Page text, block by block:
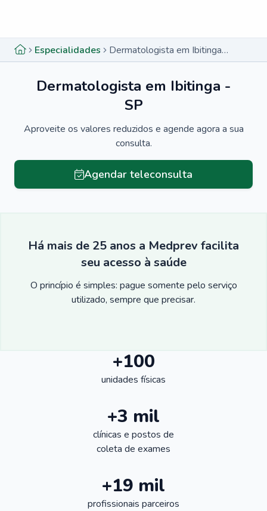
Especialidades Dermatologista em Ibitinga - SP
Dermatologista em Ibitinga -
SP
Aproveite os valores reduzidos e agende agora a sua
consulta.
Agendar teleconsulta
Há mais de 25 anos a Medprev facilita
seu acesso à saúde
O princípio é simples: pague somente pelo serviço
utilizado, sempre que precisar.
+100
unidades físicas
+3 mil
clínicas e postos de
coleta de exames
+19 mil
profissionais parceiros